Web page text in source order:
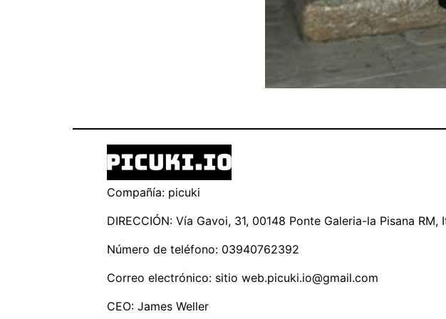
Compañía: picuki
DIRECCIÓN: Vía Gavoi, 31, 00148 Ponte Galeria-la Pisana RM,
Número de teléfono: 03940762392
Correo electrónico: sitio web.picuki.io@gmail.com
CEO: James Weller